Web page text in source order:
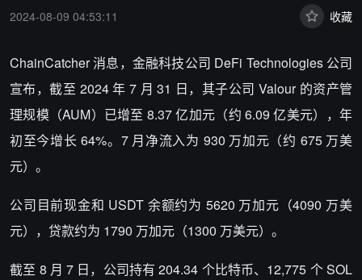
2024-08-09 04:53:11 收藏
ChainCatcher 消息，金融科技公司 DeFi Technologies 公司
宣布，截至 2024 年 7 月 31 日，其子公司 Valour 的资产管
理规模（AUM）已增至 8.37 亿加元（约 6.09 亿美元），年
初至今增长 64%。7 月净流入为 930 万加元（约 675 万美
元）。
公司目前现金和 USDT 余额约为 5620 万加元（4090 万美
元），贷款约为 1790 万加元（1300 万美元）。
截至 8 月 7 日，公司持有 204.34 个比特币、12,775 个 SOL